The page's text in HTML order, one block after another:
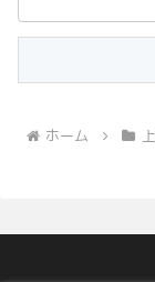
ホーム